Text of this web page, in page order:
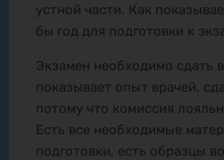
устной части. Как
бы год для подготовки к
Экзамен необходимо сдать
показывает опыт врачей,
потому что комиссия
Есть все необходимые
подготовки, есть образцы